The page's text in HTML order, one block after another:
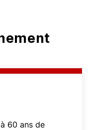
60 ans de